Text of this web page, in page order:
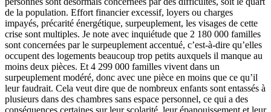
de la population. Effort financier excessif, loyers ou charges
impayés, précarité énergétique, surpeuplement, les visages de cette
crise sont multiples. Je note avec inquiétude que 2 180 000 familles
sont concernées par le surpeuplement accentué, c’est-à-dire qu’elles
occupent des logements beaucoup trop petits auxquels il manque au
moins deux pièces. Et 4 299 000 familles vivent dans un
surpeuplement modéré, donc avec une pièce en moins que ce qu’il
leur faudrait. Cela veut dire que de nombreux enfants sont entassés à
plusieurs dans des chambres sans espace personnel, ce qui a des
conséquences certaines sur leur scolarité, leur épanouissement et leur